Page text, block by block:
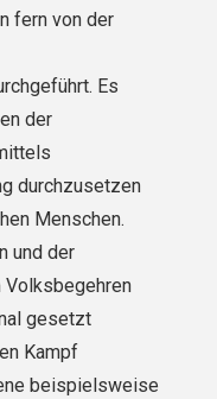
fern von der
Es
der
durchzusetzen
Menschen.
und der
gesetzt
Kampf
beispielsweise